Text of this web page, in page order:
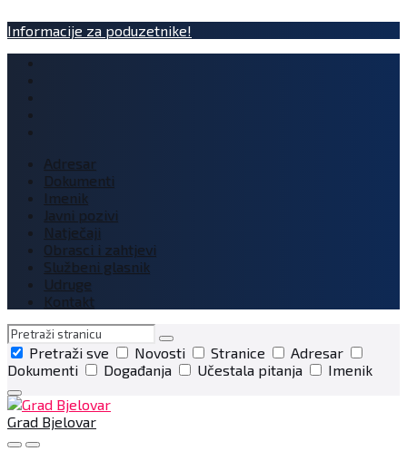
Informacije za poduzetnike!
Adresar
Dokumenti
Imenik
Javni pozivi
Natječaji
Obrasci i zahtjevi
Službeni glasnik
Udruge
Kontakt
Pretraga
Pretraži sve
Novosti Stranice
Adresar
Dokumenti
Događanja Učestala pitanja Imenik
Grad Bjelovar